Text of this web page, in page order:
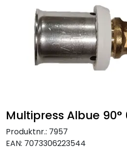
Multipress Albue 90°
Produktnr.: 7957
EAN: 7073306223544
Sprinkler
Tappevann
Varmeanlegg